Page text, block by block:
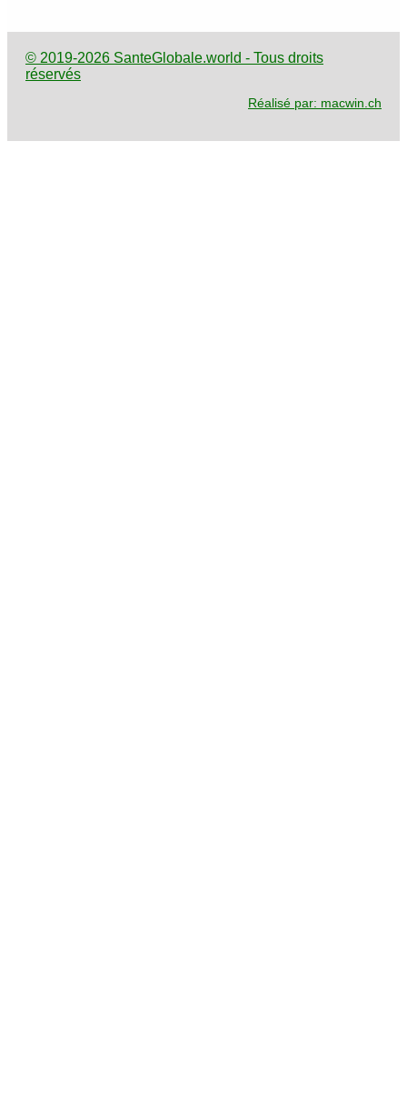
© 2019-2026 SanteGlobale.world - Tous droits
réservés
Réalisé par: macwin.ch